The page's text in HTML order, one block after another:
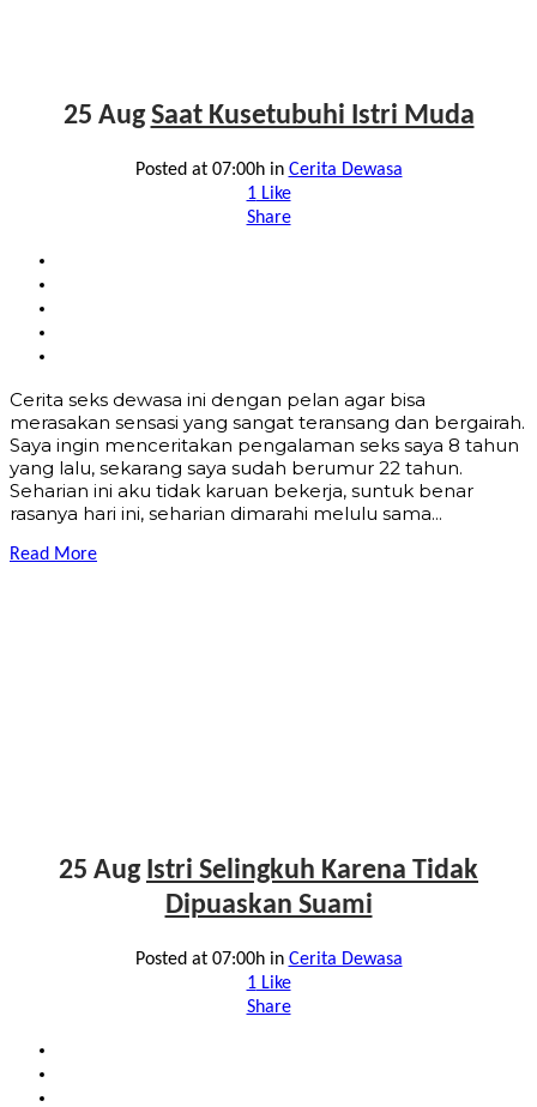
25 Aug Saat Kusetubuhi Istri Muda
Posted at 07:00hin Cerita Dewasa
1Like
Share
Cerita seks dewasa ini dengan pelan agar bisa
merasakan sensasi yang sangat teransang dan bergairah.
Saya ingin menceritakan pengalaman seks saya 8 tahun
yang lalu, sekarang saya sudah berumur 22 tahun.
Seharian ini aku tidak karuan bekerja, suntuk benar
rasanya hari ini, seharian dimarahi melulu sama...
Read More
25 Aug Istri Selingkuh Karena Tidak
Dipuaskan Suami
Posted at 07:00hin Cerita Dewasa
1Like
Share